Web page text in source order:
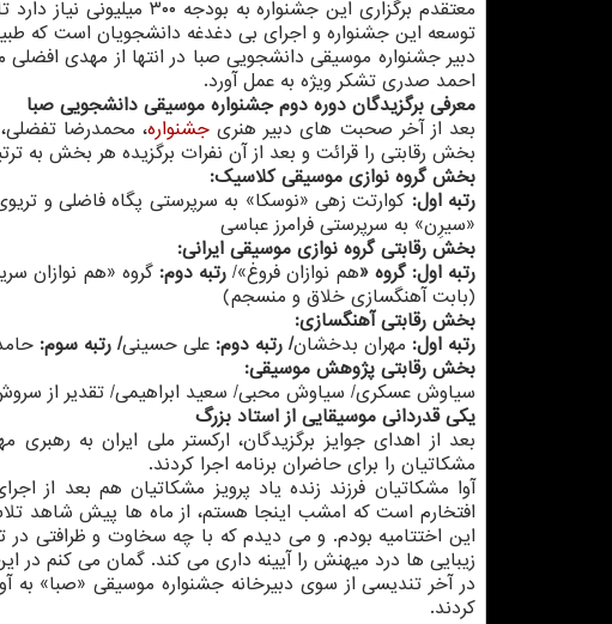
معتقدم برگزاری این
توسعه این جشنواره و اجرای بی دغدغه دانشجویان است كه
دبیر جشنواره موسیقی دانشجویی صبا در انتها از مهدی افضلی
احمد صدری تشكر ویژه به عمل آورد.
معرفی برگزیدگان دوره دوم جشنواره موسیقی دانشجویی صبا
بعد از آخر صحبت های دبیر هنریجشنواره، محمدرضا
بخش رقابتی را قرائت و بعد از آن نفرات برگزیده هر بخش به
بخش گروه نوازی موسیقی كلاسیك:
رتبه اول: كوارتت زهی «نوسكا» به سرپرستی پگاه فاضلی و
«سیرِن» به سرپرستی فرامرز عباسی
بخش رقابتی گروه نوازی موسیقی ایرانی:
رتبه اول:گروه«هم نوازان فروغ»/ رتبه دوم:گروه «هم نوازان
(بابت آهنگسازی خلاق و منسجم)
بخش رقابتی آهنگسازی:
رتبه اول: مهران بدخشان/ رتبه دوم: علی حسینی/ رتبه سوم:
بخش رقابتی پژوهش موسیقی:
سیاوش عسكری/ سیاوش محبی/ سعید ابراهیمی/ تقدیر از سروش
یكی قدردانی موسیقایی از استاد بزرگ
بعد از اهدای جوایز برگزیدگان، اركستر ملی ایران به
مشكاتیان را برای حاضران برنامه اجرا كردند.
آوا مشكاتیان فرزند زنده یاد پرویز مشكاتیان هم بعد از
افتخارم است كه امشب اینجا هستم، از ماه ها پیش شاهد
این اختتامیه بودم. و می دیدم كه با چه سخاوت و ظرافتی
زیبایی ها درد میهنش را آیینه داری می كند. گمان می كنم در
در آخر تندیسی از سوی دبیرخانه جشنواره موسیقی «صبا» به
كردند.